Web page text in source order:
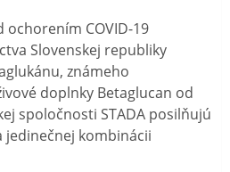
COVID-19
Slovenskej republiky
známeho
doplnky Betaglucan od
spoločnosti STADA posilňujú
jedinečnej kombinácii